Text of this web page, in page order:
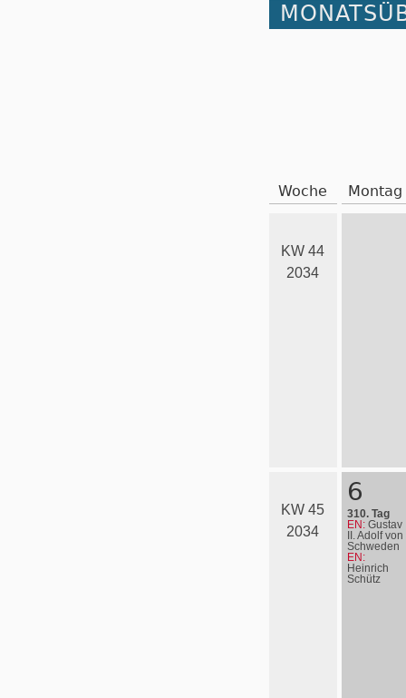
Woche Montag
KW 44
2034
KW 45
2034
6
310. Tag
EN: Gustav
II. Adolf von
Schweden
EN:
Heinrich
Schütz